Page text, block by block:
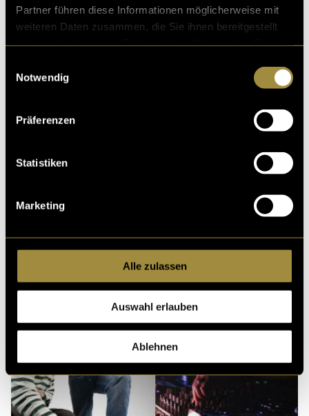
Partner führen diese Informationen möglicherweise mit
weiteren Daten zusammen, die Sie ihnen bereitgestellt
Notwendig
Präferenzen
Statistiken
Marketing
Alle zulassen
Auswahl erlauben
Ablehnen